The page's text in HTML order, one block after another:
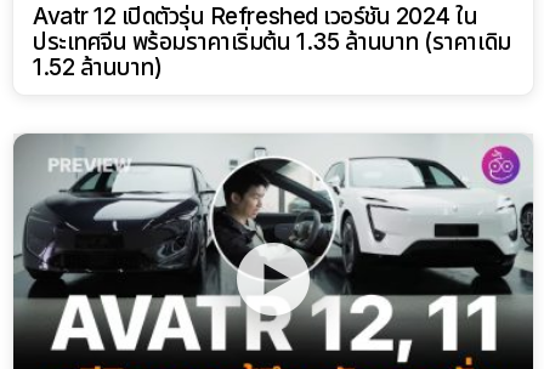
Avatr 12 เปิดตัวรุ่น Refreshed เวอร์ชัน 2024 ใน
ประเทศจีน พร้อมราคาเริ่มต้น 1.35 ล้านบาท (ราคาเดิม
1.52 ล้านบาท)